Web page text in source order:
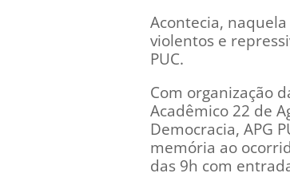
Acontecia,
violentos e
PUC.
Com organização
Acadêmico 22 de
Democracia, APG
memória ao
das 9h com